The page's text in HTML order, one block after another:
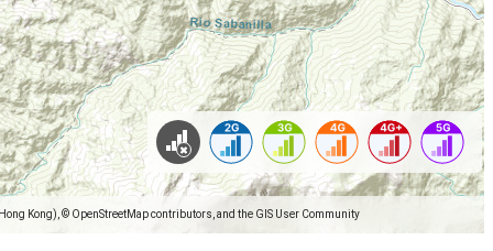
Kong), © OpenStreetMap contributors, and the GIS User Community